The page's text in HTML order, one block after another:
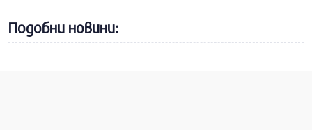
Подобни новини: